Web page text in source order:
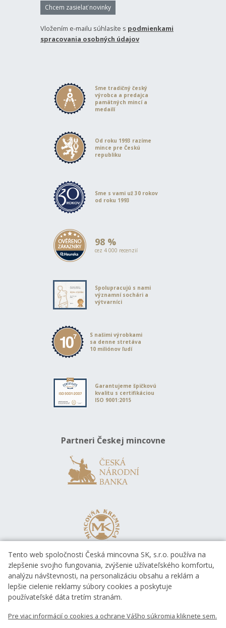
Chcem zasielať novinky
Vložením e-mailu súhlasíte s podmienkami
spracovania osobných údajov
Sme tradičný český
výrobca a predajca
pamätných mincí a
medailí
Od roku 1993 razíme
mince pre Českú
republiku
Sme s vami už 30 rokov
od roku 1993
98 %
cez 4 000 recenzií
Spolupracujú s nami
významní sochári a
výtvarníci
S našimi výrobkami
sa denne stretáva
10 miliónov ľudí
Garantujeme špičkovú
kvalitu s certifikáciou
ISO 9001:2015
Partneri Českej mincovne
Tento web spoločnosti Česká mincovna SK, s.r.o. používa na
zlepšenie svojho fungovania, zvýšenie užívateľského komfortu,
analýzu návštevnosti, na personalizáciu obsahu a reklám a
lepšie cielenie reklamy súbory cookies a poskytuje
používateľské dáta tretím stranám.
Pre viac informácií o cookies a ochrane Vášho súkromia kliknete sem.